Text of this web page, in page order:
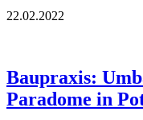
22.02.2022
Baupraxis:
Paradome in